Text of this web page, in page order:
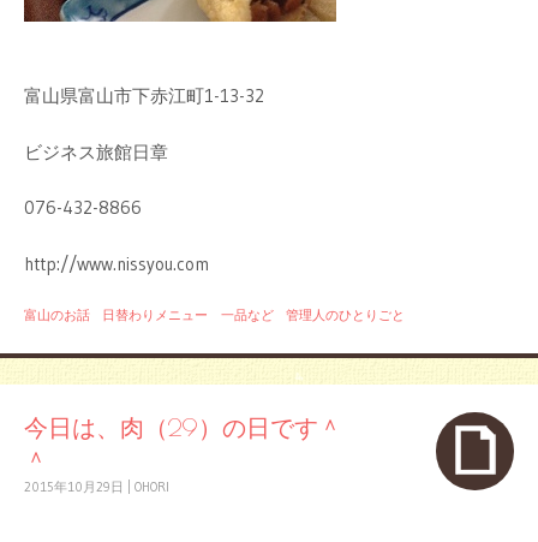
富山県富山市下赤江町1-13-32
ビジネス旅館日章
076-432-8866
http://www.nissyou.com
富山のお話 日替わりメニュー 一品など 管理人のひとりごと
今日は、肉（29）の日です＾
＾
2015年10月29日 OHORI